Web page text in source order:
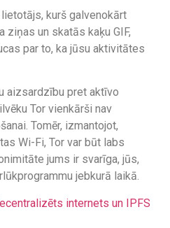
kurš galvenokārt
un skatās kaķu GIF,
par to, ka jūsu aktivitātes
aizsardzību pret aktīvo
Tor vienkārši nav
Tomēr, izmantojot,
Wi-Fi, Tor var būt labs
jums ir svarīga, jūs,
jebkurā laikā.
internets un IPFS